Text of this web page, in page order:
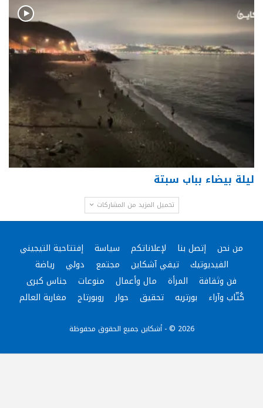
ليلة بيضاء بباب سبتة
تحميل المزيد من المشاركات
من نحن إتصل بنا لإعلاناتكم سياسة
إفتتاحية التيجيني
الفيديوتيك
تيفي آشكاين مجتمع دولي
رياضة
فن وثقافة
المرأة مال وأعمال منوعات
جناس كبرى
كُتّاب وآراء
بورتريه تحقيق حوار روبورتاج مغاربة العالم
2026 © - أشكاين جميع الحقوق محفوظة